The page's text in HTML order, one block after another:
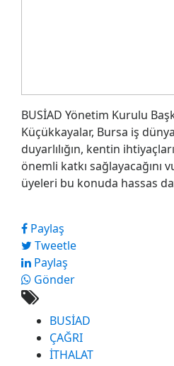
BUSİAD Yönetim Kurulu
Küçükkayalar, Bursa iş
duyarlılığın, kentin
önemli katkı sağlayacağını
üyeleri bu konuda hassas
Paylaş
Tweetle
Paylaş
Gönder
BUSİAD
ÇAĞRI
İTHALAT